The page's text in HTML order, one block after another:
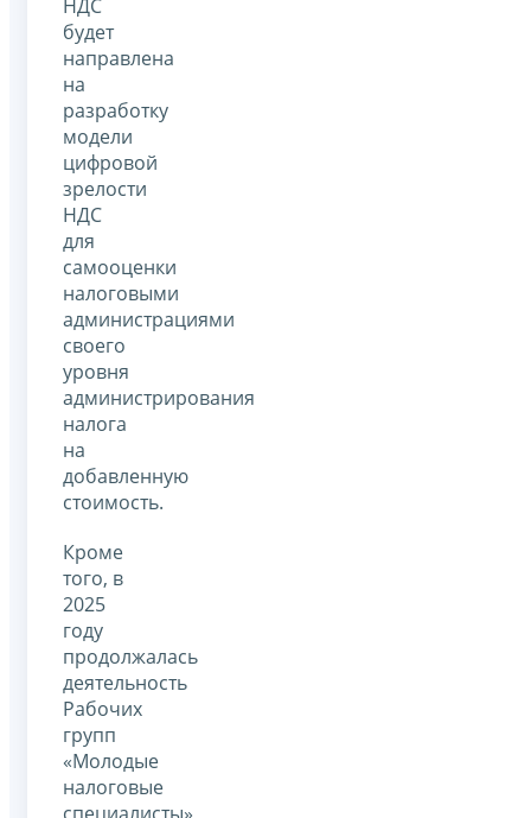
НДС
будет
направлена
на
разработку
модели
цифровой
зрелости
НДС
для
самооценки
налоговыми
администрациями
своего
уровня
администрирования
налога
на
добавленную
стоимость.
Кроме
того, в
2025
году
продолжалась
деятельность
Рабочих
групп
«Молодые
налоговые